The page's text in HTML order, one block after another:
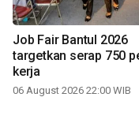
Job Fair Bantul 2026
targetkan serap 750
kerja
06 August 2026 22:00 WIB